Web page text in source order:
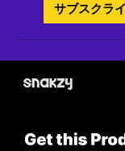
サブスクラ